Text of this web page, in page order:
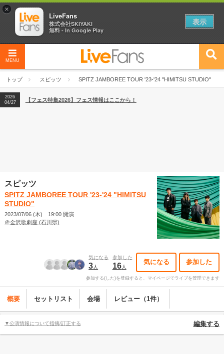
MENU
トップ スピッツ SPITZ JAMBOREE TOUR '23-'24 "HIMITSU STUDIO"
2026
04/27
2026
【ライブ動員ランキング】2026年上半期編発表！
2026
04/27
【フェス特集2026】フェス情報はここから！
スピッツ
SPITZ JAMBOREE TOUR '23-'24 "HIMITSU
STUDIO"
2023/07/06 (木) 19:00 開演
＠金沢歌劇座 (石川県)
気になる
3人
参加した
16人
気になる 参加した
参加する(した)を登録すると、マイページでライブを管理できます
概要 セットリスト 会場 レビュー（1件）
▼公演情報について指摘/訂正する 編集する
×
LiveFans
株式会社SKIYAKI
無料 - In Google Play
表示